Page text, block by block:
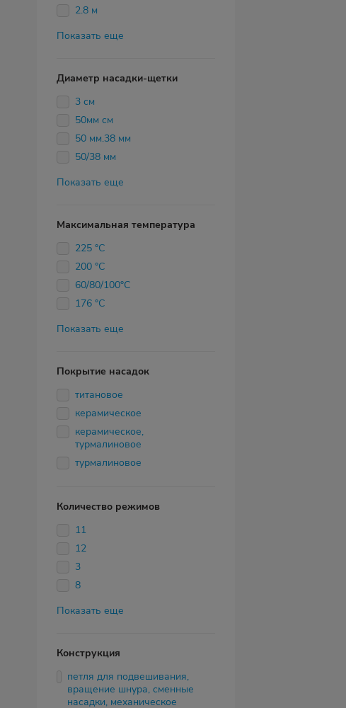
2.8 м
Показать еще
Диаметр насадки-щетки
3 см
50мм см
50 мм.38 мм
50/38 мм
Показать еще
Максимальная температура
225 °C
200 °С
60/80/100°C
176 °C
Показать еще
Покрытие насадок
титановое
керамическое
керамическое,
турмалиновое
турмалиновое
Количество режимов
11
12
3
8
Показать еще
Конструкция
петля для подвешивания,
вращение шнура, сменные
насадки, механическое